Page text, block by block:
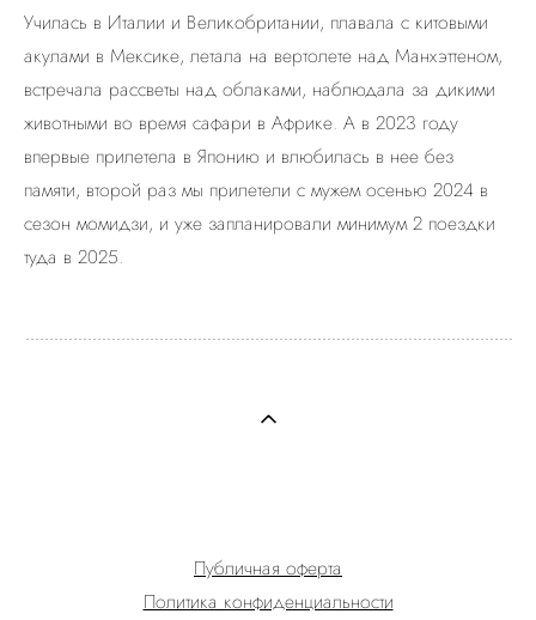
Училась в Италии и Великобритании, плавала с китовыми
акулами в Мексике, летала на вертолете над Манхэттеном,
встречала рассветы над облаками, наблюдала за дикими
животными во время сафари в Африке. А в 2023 году
впервые прилетела в Японию и влюбилась в нее без
памяти, второй раз мы прилетели с мужем осенью 2024 в
сезон момидзи, и уже запланировали минимум 2 поездки
туда в 2025.
Публичная оферта
Политика конфиденциальности